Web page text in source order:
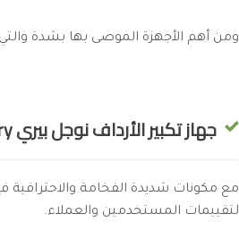
ومن أهم الأجهزة الموصى بها بشدة
جهاز تكبير الأرداف نوجل بيري Noogleberry:
مع مكونات شديدة الفخامة والاحترافية
لتقييمات المستخدمين والعملاء.